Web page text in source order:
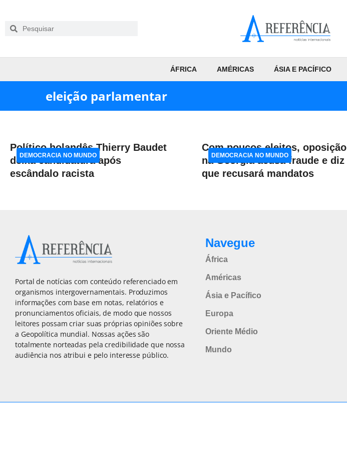
ÁFRICA AMÉRICAS ÁSIA E PACÍFICO
eleição parlamentar
Político holandês Thierry Baudet
deixa candidatura após
escândalo racista
DEMOCRACIA NO MUNDO
Com poucos eleitos, oposição
na Geórgia acusa fraude e diz
que recusará mandatos
DEMOCRACIA NO MUNDO
Portal de notícias com conteúdo referenciado em
organismos intergovernamentais. Produzimos
informações com base em notas, relatórios e
pronunciamentos oficiais, de modo que nossos
leitores possam criar suas próprias opiniões sobre
a Geopolítica mundial. Nossas ações são
totalmente norteadas pela credibilidade que nossa
audiência nos atribui e pelo interesse público.
Navegue
África
Américas
Ásia e Pacífico
Europa
Oriente Médio
Mundo